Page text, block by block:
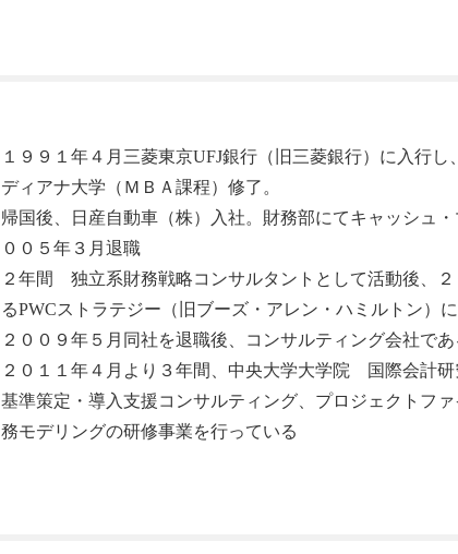
１９９１年４月三菱東京UFJ銀行（旧三菱銀行）に入行
ディアナ大学（ＭＢＡ課程）修了。
帰国後、日産自動車（株）入社。財務部にてキャッシュ
００５年３月退職
２年間 独立系財務戦略コンサルタントとして活動後、
るPWCストラテジー（旧ブーズ・アレン・ハミルトン）
２００９年５月同社を退職後、コンサルティング会社で
２０１１年４月より３年間、中央大学大学院 国際会計
基準策定・導入支援コンサルティング、プロジェクトフ
務モデリングの研修事業を行っている